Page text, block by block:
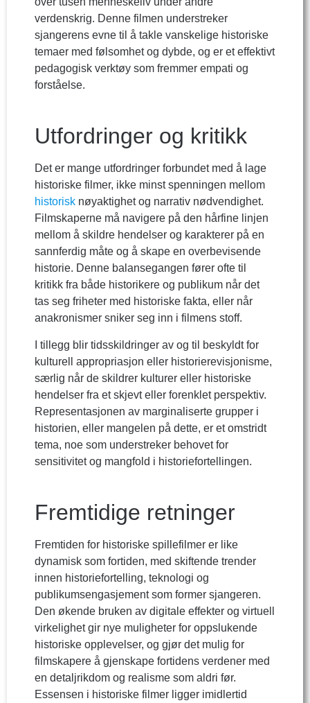
verdenskrig. Denne filmen understreker
sjangerens evne til å takle vanskelige historiske
temaer med følsomhet og dybde, og er et effektivt
pedagogisk verktøy som fremmer empati og
forståelse.
Utfordringer og kritikk
Det er mange utfordringer forbundet med å lage
historiske filmer, ikke minst spenningen mellom
historisk nøyaktighet og narrativ nødvendighet.
Filmskaperne må navigere på den hårfine linjen
mellom å skildre hendelser og karakterer på en
sannferdig måte og å skape en overbevisende
historie. Denne balansegangen fører ofte til
kritikk fra både historikere og publikum når det
tas seg friheter med historiske fakta, eller når
anakronismer sniker seg inn i filmens stoff.
I tillegg blir tidsskildringer av og til beskyldt for
kulturell appropriasjon eller historierevisjonisme,
særlig når de skildrer kulturer eller historiske
hendelser fra et skjevt eller forenklet perspektiv.
Representasjonen av marginaliserte grupper i
historien, eller mangelen på dette, er et omstridt
tema, noe som understreker behovet for
sensitivitet og mangfold i historiefortellingen.
Fremtidige retninger
Fremtiden for historiske spillefilmer er like
dynamisk som fortiden, med skiftende trender
innen historiefortelling, teknologi og
publikumsengasjement som former sjangeren.
Den økende bruken av digitale effekter og virtuell
virkelighet gir nye muligheter for oppslukende
historiske opplevelser, og gjør det mulig for
filmskapere å gjenskape fortidens verdener med
en detaljrikdom og realisme som aldri før.
Essensen i historiske filmer ligger imidlertid